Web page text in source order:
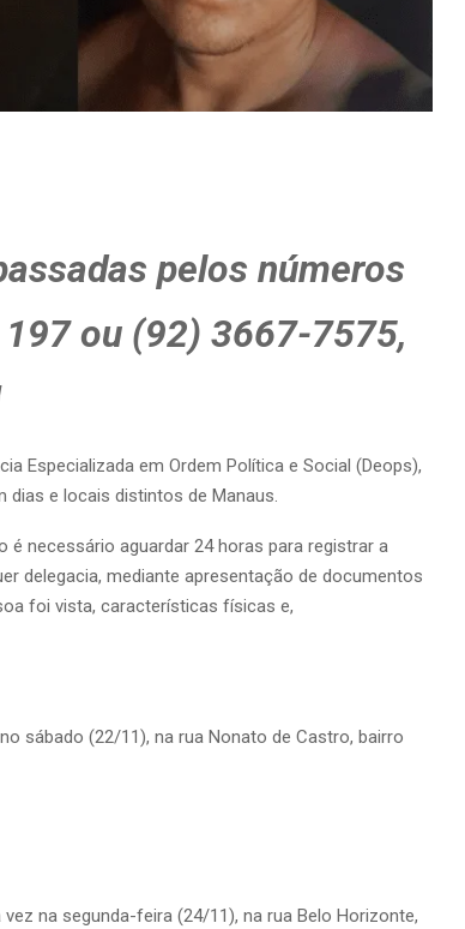
pelos números
ou (92) 3667-7575,
Especializada em Ordem Política e Social (Deops),
dias e locais distintos de Manaus.
necessário aguardar 24 horas para registrar a
delegacia, mediante apresentação de documentos
foi vista, características físicas e,
sábado (22/11), na rua Nonato de Castro, bairro
na segunda-feira (24/11), na rua Belo Horizonte,